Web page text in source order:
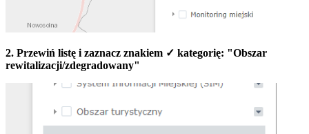
2. Przewiń listę i zaznacz znakiem ✓ kategorię: "Obszar
rewitalizacji/zdegradowany"